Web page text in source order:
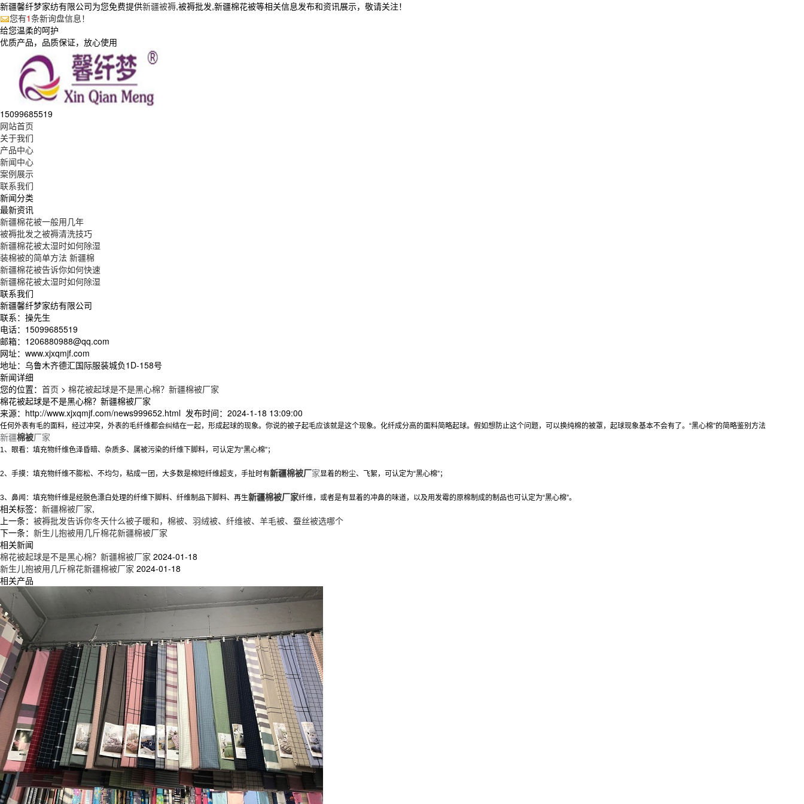
新疆馨纤梦家纺有限公司为您免费提供新疆被褥,被褥批发,新疆棉花被等相关信息发布和资讯展示，敬请关注！
您有1条新询盘信息！
给您温柔的呵护
优质产品，品质保证，放心使用
15099685519
网站首页
关于我们
产品中心
新闻中心
案例展示
联系我们
新闻分类
最新资讯
新疆棉花被一般用几年
被褥批发之被褥清洗技巧
新疆棉花被太湿时如何除湿
装棉被的简单方法 新疆棉
新疆棉花被告诉你如何快速
新疆棉花被太湿时如何除湿
联系我们
新疆馨纤梦家纺有限公司
联系：操先生
电话：15099685519
邮箱：1206880988@qq.com
网址：www.xjxqmjf.com
地址：乌鲁木齐德汇国际服装城负1D-158号
新闻详细
您的位置： 首页 > 棉花被起球是不是黑心棉？新疆棉被厂家
棉花被起球是不是黑心棉？新疆棉被厂家
来源：http://www.xjxqmjf.com/news999652.html 发布时间：2024-1-18 13:09:00
任何外表有毛的面料，经过冲突，外表的毛纤维都会纠结在一起，形成起球的现象。你说的被子起毛应该就是这个现象。化纤成分高的面料简略起球。假如想防止这个问题，可以换纯棉的被罩，起球现象基本不会有了。“黑心棉”的简略鉴别方法
新疆棉被厂家
1、眼看：填充物纤维色泽昏暗、杂质多、属被污染的纤维下脚料，可认定为“黑心棉”；
2、手摸：填充物纤维不膨松、不均匀，粘成一团，大多数是棉短纤维超支，手扯时有新疆棉被厂家显着的粉尘、飞絮，可认定为“黑心棉”；
3、鼻闻：填充物纤维是经脱色漂白处理的纤维下脚料、纤维制品下脚料、再生新疆棉被厂家纤维，或者是有显着的冲鼻的味道，以及用发霉的原棉制成的制品也可认定为“黑心棉”。
相关标签： 新疆棉被厂家,
上一条： 被褥批发告诉你冬天什么被子暖和，棉被、羽绒被、纤维被、羊毛被、蚕丝被选哪个
下一条： 新生儿抱被用几斤棉花新疆棉被厂家
相关新闻
棉花被起球是不是黑心棉？新疆棉被厂家 2024-01-18
新生儿抱被用几斤棉花新疆棉被厂家 2024-01-18
相关产品